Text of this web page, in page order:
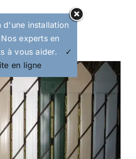
d'une installation
experts en
à vous aider.
✓
en ligne